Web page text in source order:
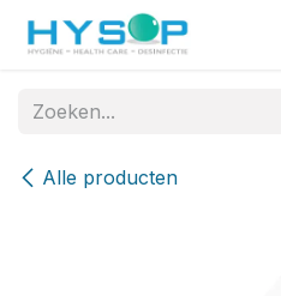
Overslaan naar inhoud
Alle producten